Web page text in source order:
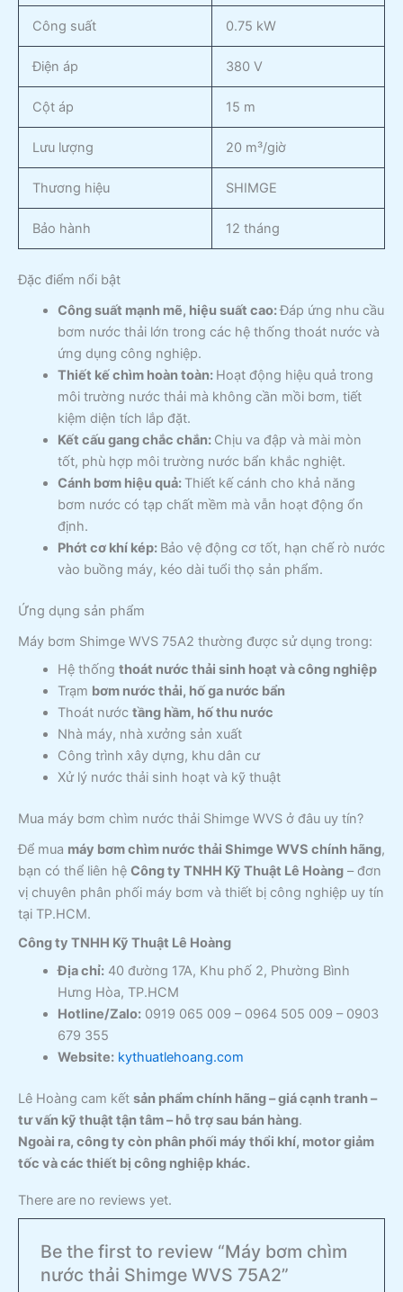
Công suất 0.75 kW
Điện áp 380 V
Cột áp 15 m
Lưu lượng 20 m³/giờ
Thương hiệu SHIMGE
Bảo hành 12 tháng
Đặc điểm nổi bật
Công suất mạnh mẽ, hiệu suất cao:Đáp ứng nhu cầu
bơm nước thải lớn trong các hệ thống thoát nước và
ứng dụng công nghiệp.
Thiết kế chìm hoàn toàn: Hoạt động hiệu quả trong
môi trường nước thải mà không cần mồi bơm, tiết
kiệm diện tích lắp đặt.
Kết cấu gang chắc chắn: Chịu va đập và mài mòn
tốt, phù hợp môi trường nước bẩn khắc nghiệt.
Cánh bơm hiệu quả: Thiết kế cánh cho khả năng
bơm nước có tạp chất mềm mà vẫn hoạt động ổn
định.
Phớt cơ khí kép: Bảo vệ động cơ tốt, hạn chế rò nước
vào buồng máy, kéo dài tuổi thọ sản phẩm.
Ứng dụng sản phẩm
Máy bơm Shimge WVS 75A2 thường được sử dụng trong:
Hệ thống thoát nước thải sinh hoạt và công nghiệp
Trạm bơm nước thải, hố ga nước bẩn
Thoát nước tầng hầm, hố thu nước
Nhà máy, nhà xưởng sản xuất
Công trình xây dựng, khu dân cư
Xử lý nước thải sinh hoạt và kỹ thuật
Mua máy bơm chìm nước thải Shimge WVS ở đâu uy tín?
Để mua máy bơm chìm nước thải Shimge WVS chính hãng,
bạn có thể liên hệ Công ty TNHH Kỹ Thuật Lê Hoàng – đơn
vị chuyên phân phối máy bơm và thiết bị công nghiệp uy tín
tại TP.HCM.
Công ty TNHH Kỹ Thuật Lê Hoàng
Địa chỉ:40 đường 17A, Khu phố 2, Phường Bình
Hưng Hòa, TP.HCM
Hotline/Zalo:0919 065 009 – 0964 505 009 – 0903
679 355
Website: kythuatlehoang.com
Lê Hoàng cam kết sản phẩm chính hãng – giá cạnh tranh –
tư vấn kỹ thuật tận tâm – hỗ trợ sau bán hàng.
Ngoài ra, công ty còn phân phối máy thổi khí, motor giảm
tốc và các thiết bị công nghiệp khác.
There are no reviews yet.
Be the first to review “Máy bơm chìm
nước thải Shimge WVS 75A2”